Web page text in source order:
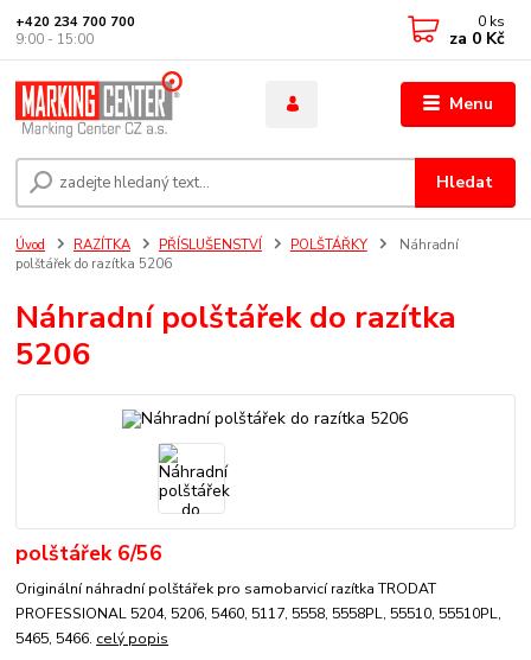
Menu
Hledat
+420 234 700 700
9:00 - 15:00
0 ks
za 0 Kč
Úvod RAZÍTKA PŘÍSLUŠENSTVÍ POLŠTÁŘKY
Náhradní
polštářek do razítka 5206
Náhradní polštářek do razítka
5206
polštářek 6/56
Originální náhradní polštářek pro samobarvicí razítka TRODAT
PROFESSIONAL 5204, 5206, 5460, 5117, 5558, 5558PL, 55510, 55510PL,
5465, 5466. celý popis